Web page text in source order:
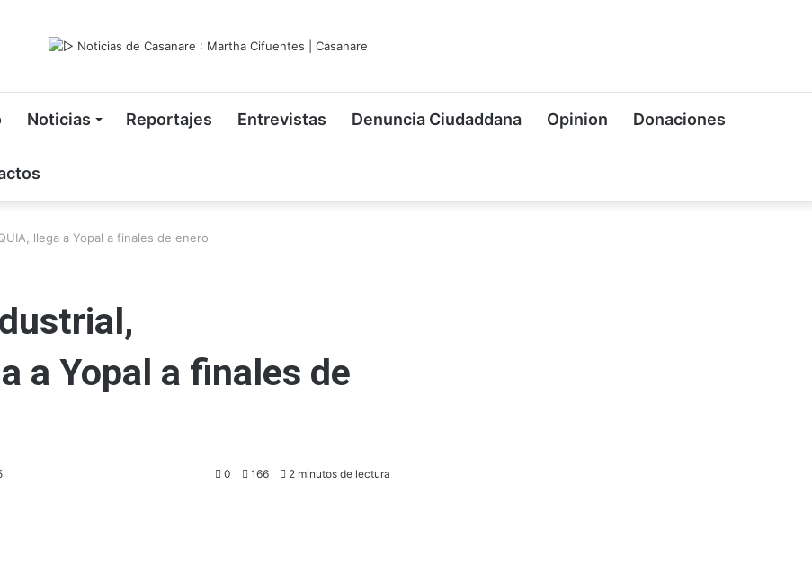
Noticias Reportajes Entrevistas Denuncia Ciudaddana Opinion Donaciones
llega a Yopal a finales de enero
a Yopal a finales de
0 166 2 minutos de lectura